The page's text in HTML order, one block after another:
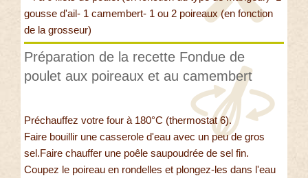
gousse d'ail- 1 camembert- 1 ou 2 poireaux (en fonction
de la grosseur)
Préparation de la recette Fondue de
poulet aux poireaux et au camembert
Préchauffez votre four à 180°C (thermostat 6).
Faire bouillir une casserole d'eau avec un peu de gros
sel.Faire chauffer une poêle saupoudrée de sel fin.
Coupez le poireau en rondelles et plongez-les dans l'eau